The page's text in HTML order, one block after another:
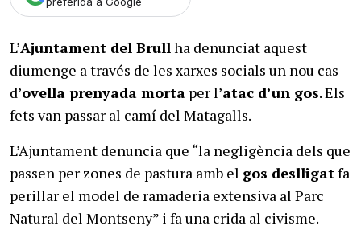
L’Ajuntament del Brullha denunciat aquest
diumenge a través de les xarxes socials un nou cas
d’ovella prenyada morta per l’atac d’un gos. Els
fets van passar al camí del Matagalls.
L’Ajuntament denuncia que “la negligència dels que
passen per zones de pastura amb el gos deslligatfa
perillar el model de ramaderia extensiva al Parc
Natural del Montseny” i fa una crida al civisme.